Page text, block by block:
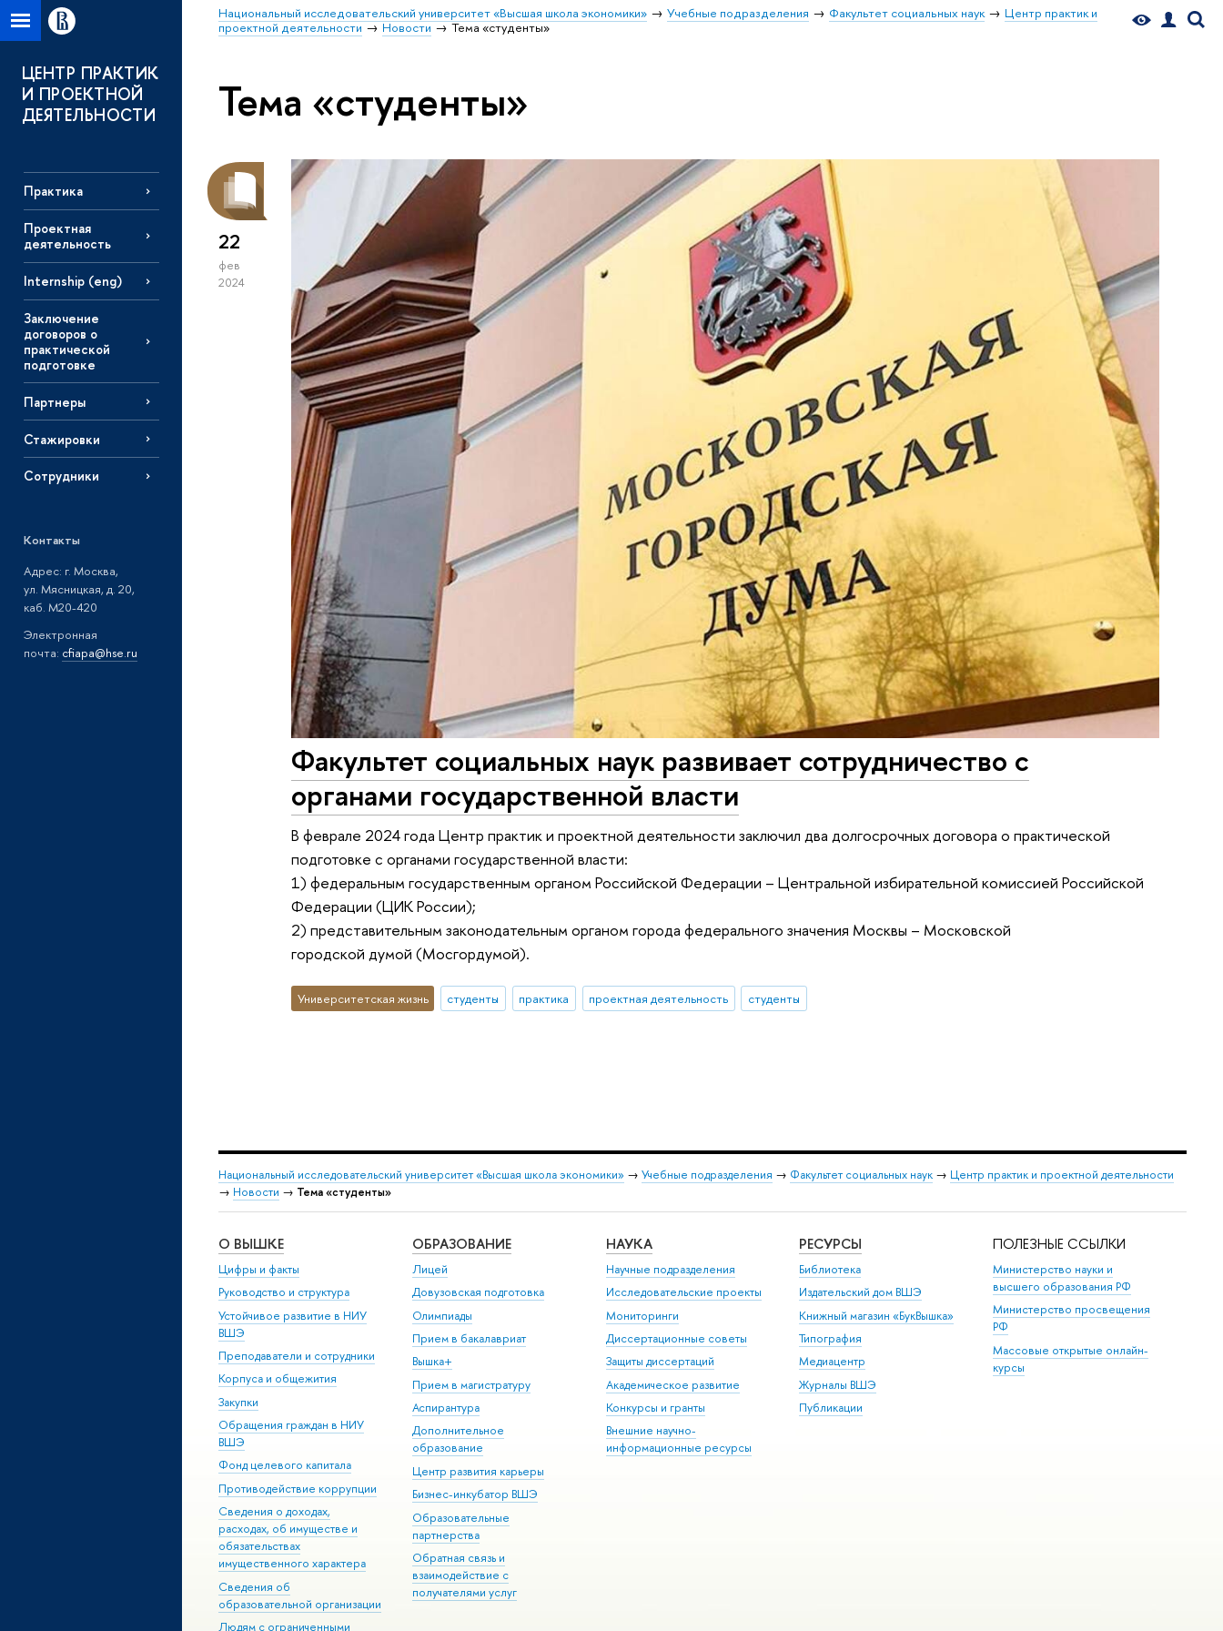
Национальный исследовательский университет «Высшая школа экономики» Учебные подразделения Факультет социальных наук
Центр практик и
проектной деятельности
Новости Тема «студенты»
ЦЕНТР ПРАКТИК
И ПРОЕКТНОЙ
ДЕЯТЕЛЬНОСТИ
Практика
Проектная
деятельность
Internship (eng)
Заключение
договоров о
практической
подготовке
Партнеры
Стажировки
Сотрудники
Контакты
Адрес: г. Москва,
ул. Мясницкая, д. 20,
каб. М20-420
Электронная
почта: cfiapa@hse.ru
Тема «студенты»
22
фев
2024
Факультет социальных наук развивает сотрудничество с
органами государственной власти
В феврале 2024 года Центр практик и проектной деятельности заключил два долгосрочных договора о практической
подготовке с органами государственной власти:
1) федеральным государственным органом Российской Федерации – Центральной избирательной комиссией Российской
Федерации (ЦИК России);
2) представительным законодательным органом города федерального значения Москвы – Московской
городской думой (Мосгордумой).
Университетская жизнь студенты практика проектная деятельность студенты
Национальный исследовательский университет «Высшая школа экономики» → Учебные подразделения → Факультет социальных наук → Центр практик и проектной деятельности
→ Новости → Тема «студенты»
О ВЫШКЕ
Цифры и факты
Руководство и структура
Устойчивое развитие в НИУ
ВШЭ
Преподаватели и сотрудники
Корпуса и общежития
Закупки
Обращения граждан в НИУ
ВШЭ
Фонд целевого капитала
Противодействие коррупции
Сведения о доходах,
расходах, об имуществе и
обязательствах
имущественного характера
Сведения об
образовательной организации
Людям с ограниченными
ОБРАЗОВАНИЕ
Лицей
Довузовская подготовка
Олимпиады
Прием в бакалавриат
Вышка+
Прием в магистратуру
Аспирантура
Дополнительное
образование
Центр развития карьеры
Бизнес-инкубатор ВШЭ
Образовательные
партнерства
Обратная связь и
взаимодействие с
получателями услуг
НАУКА
Научные подразделения
Исследовательские проекты
Мониторинги
Диссертационные советы
Защиты диссертаций
Академическое развитие
Конкурсы и гранты
Внешние научно-
информационные ресурсы
РЕСУРСЫ
Библиотека
Издательский дом ВШЭ
Книжный магазин «БукВышка»
Типография
Медиацентр
Журналы ВШЭ
Публикации
ПОЛЕЗНЫЕ ССЫЛКИ
Министерство науки и
высшего образования РФ
Министерство просвещения
РФ
Массовые открытые онлайн-
курсы